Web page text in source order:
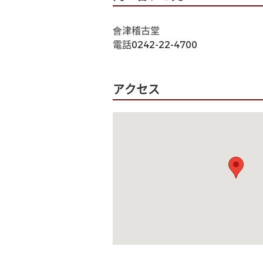
會津稽古堂
電話0242-22-4700
アクセス